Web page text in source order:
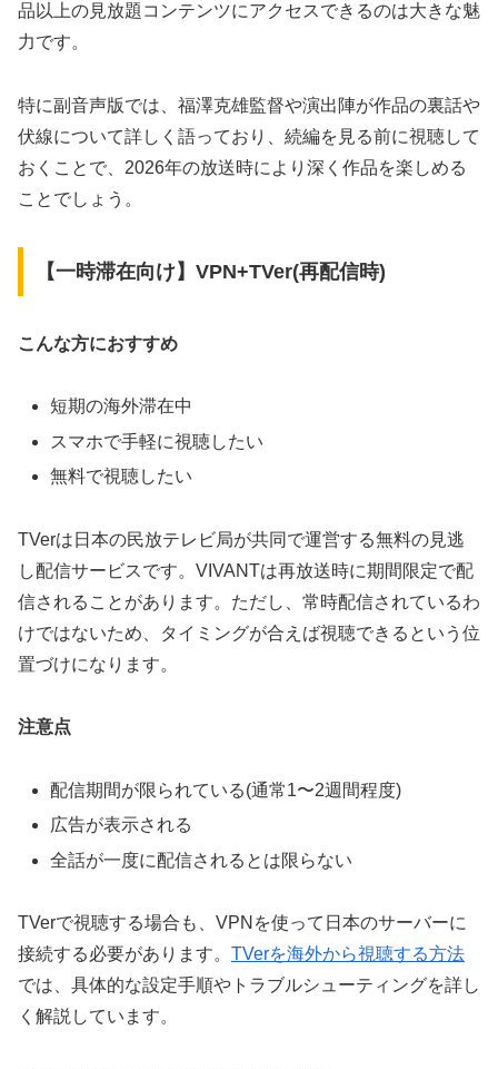
品以上の見放題コンテンツにアクセスできるのは大きな魅
力です。
特に副音声版では、福澤克雄監督や演出陣が作品の裏話や
伏線について詳しく語っており、続編を見る前に視聴して
おくことで、2026年の放送時により深く作品を楽しめる
ことでしょう。
【一時滞在向け】VPN+TVer(再配信時)
こんな方におすすめ
短期の海外滞在中
スマホで手軽に視聴したい
無料で視聴したい
TVerは日本の民放テレビ局が共同で運営する無料の見逃
し配信サービスです。VIVANTは再放送時に期間限定で配
信されることがあります。ただし、常時配信されているわ
けではないため、タイミングが合えば視聴できるという位
置づけになります。
注意点
配信期間が限られている(通常1〜2週間程度)
広告が表示される
全話が一度に配信されるとは限らない
TVerで視聴する場合も、VPNを使って日本のサーバーに
接続する必要があります。 TVerを海外から視聴する方法
では、具体的な設定手順やトラブルシューティングを詳し
く解説しています。